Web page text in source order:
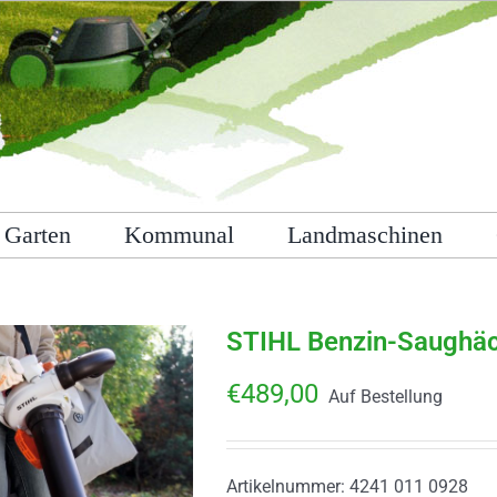
Garten Kommunal Landmaschinen
STIHL Benzin-
€489,00 Auf Bestellung
Artikelnummer: 4241 011 0928